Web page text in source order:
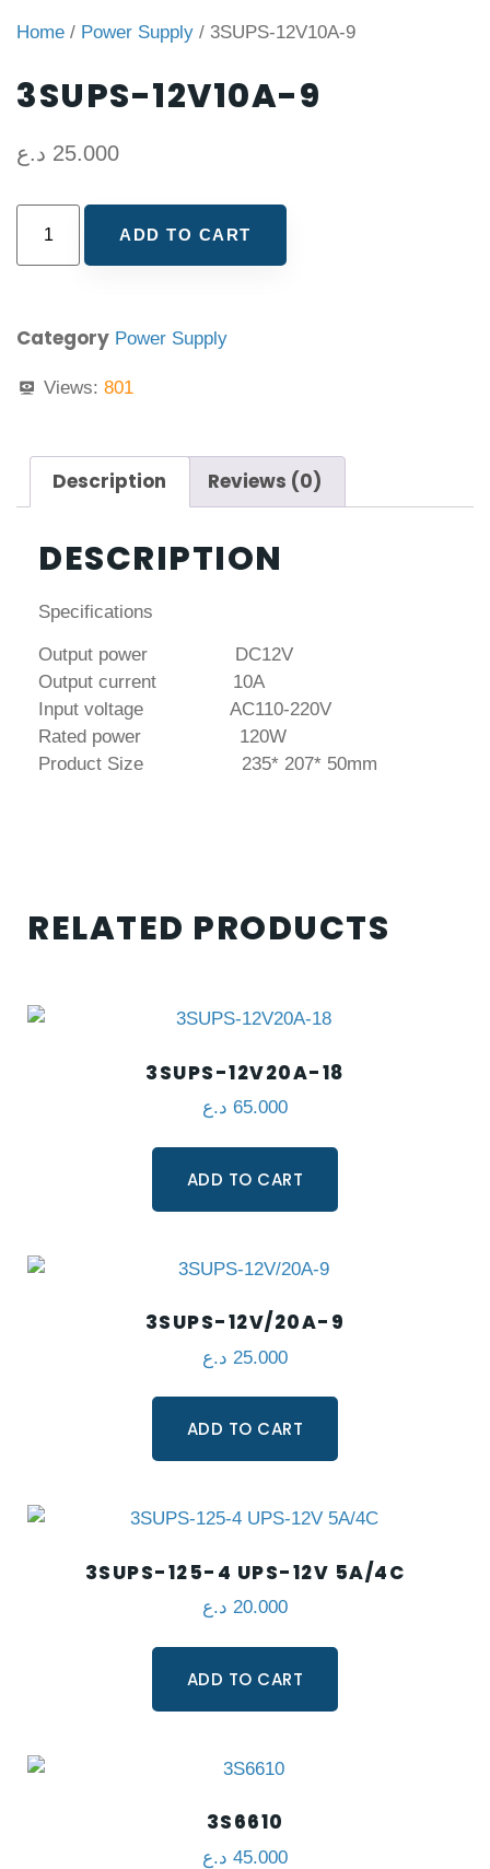
Home / Power Supply / 3SUPS-12V10A-9
3SUPS-12V10A-9
25.000 د.ع
ADD TO CART
Category Power Supply
Views: 801
Description Reviews (0)
DESCRIPTION
Specifications
Output power DC12V
Output current 10A
Input voltage AC110-220V
Rated power 120W
Product Size 235* 207* 50mm
RELATED PRODUCTS
3SUPS-12V20A-18
65.000 د.ع
ADD TO CART
3SUPS-12V/20A-9
25.000 د.ع
ADD TO CART
3SUPS-125-4 UPS-12V 5A/4C
20.000 د.ع
ADD TO CART
3S6610
45.000 د.ع